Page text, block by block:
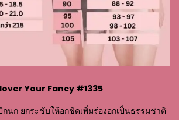
Your Fancy #1335
นก ยกระชับให้อกชิดเพิ่มร่องอกเป็นธรรมชาติ